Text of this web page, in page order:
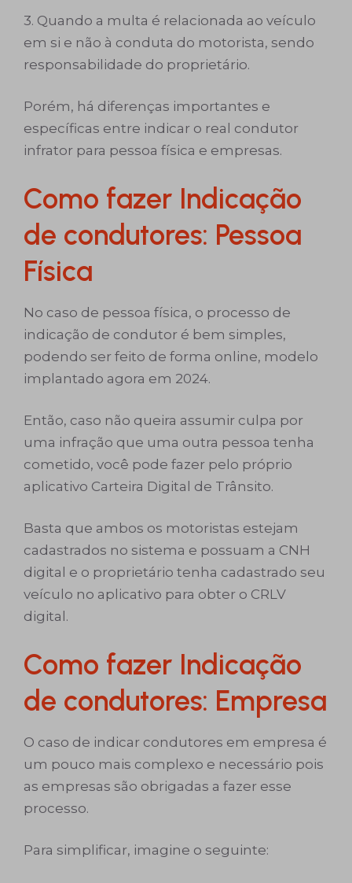
3. Quando a multa é relacionada ao veículo
em si e não à conduta do motorista, sendo
responsabilidade do proprietário.
Porém, há diferenças importantes e
específicas entre indicar o real condutor
infrator para pessoa física e empresas.
Como fazer Indicação
de condutores: Pessoa
Física
No caso de pessoa física, o processo de
indicação de condutor é bem simples,
podendo ser feito de forma online, modelo
implantado agora em 2024.
Então, caso não queira assumir culpa por
uma infração que uma outra pessoa tenha
cometido, você pode fazer pelo próprio
aplicativo Carteira Digital de Trânsito.
Basta que ambos os motoristas estejam
cadastrados no sistema e possuam a CNH
digital e o proprietário tenha cadastrado seu
veículo no aplicativo para obter o CRLV
digital.
Como fazer Indicação
de condutores: Empresa
O caso de indicar condutores em empresa é
um pouco mais complexo e necessário pois
as empresas são obrigadas a fazer esse
processo.
Para simplificar, imagine o seguinte: